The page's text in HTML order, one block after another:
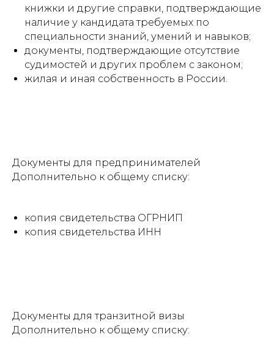
книжки и другие справки, подтверждающие
наличие у кандидата требуемых по
специальности знаний, умений и навыков;
документы, подтверждающие отсутствие
судимостей и других проблем с законом;
жилая и иная собственность в России.
Документы для предпринимателей
Дополнительно к общему списку:
копия свидетельства ОГРНИП
копия свидетельства ИНН
Документы для транзитной визы
Дополнительно к общему списку: